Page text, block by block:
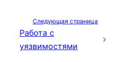
Следующая страница
Работа с
уязвимостями